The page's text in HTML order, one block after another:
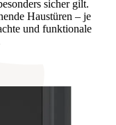
sicher gilt.
Haustüren – je
und funktionale